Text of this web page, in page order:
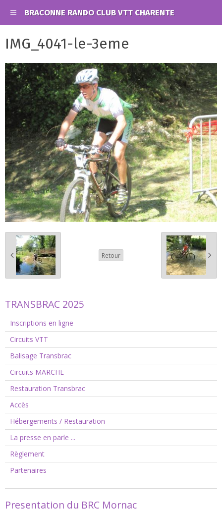
BRACONNE RANDO CLUB VTT CHARENTE
IMG_4041-le-3eme
Retour
TRANSBRAC 2025
Inscriptions en ligne
Circuits VTT
Balisage Transbrac
Circuits MARCHE
Restauration Transbrac
Accès
Hébergements / Restauration
La presse en parle ...
Règlement
Partenaires
Presentation du BRC Mornac